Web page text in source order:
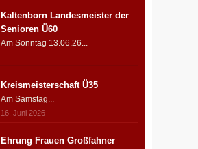
Kaltenborn Landesmeister der
Senioren Ü60
Am Sonntag 13.06.26...
Kreismeisterschaft Ü35
Am Samstag...
16. Juni 2026
Ehrung Frauen Großfahner